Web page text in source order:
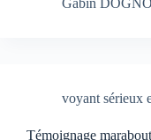
Gabin
voyant sérieux
Témoignage